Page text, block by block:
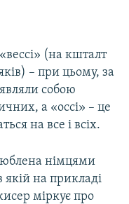
(на кшталт
– при цьому, за
собою
а «оссі» – це
на все і всіх.
німцями
якій на прикладі
міркує про